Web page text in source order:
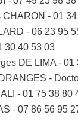
- 01
- 06 23 95
30 40 53 03
DE LIMA - 01
-
- 01 75 38 80
- 07 86 56 95